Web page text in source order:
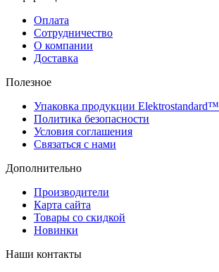
Оплата
Сотрудничество
О компании
Доставка
Полезное
Упаковка продукции Elektrostandard™
Политика безопасности
Условия соглашения
Связаться с нами
Дополнительно
Производители
Карта сайта
Товары со скидкой
Новинки
Наши контакты